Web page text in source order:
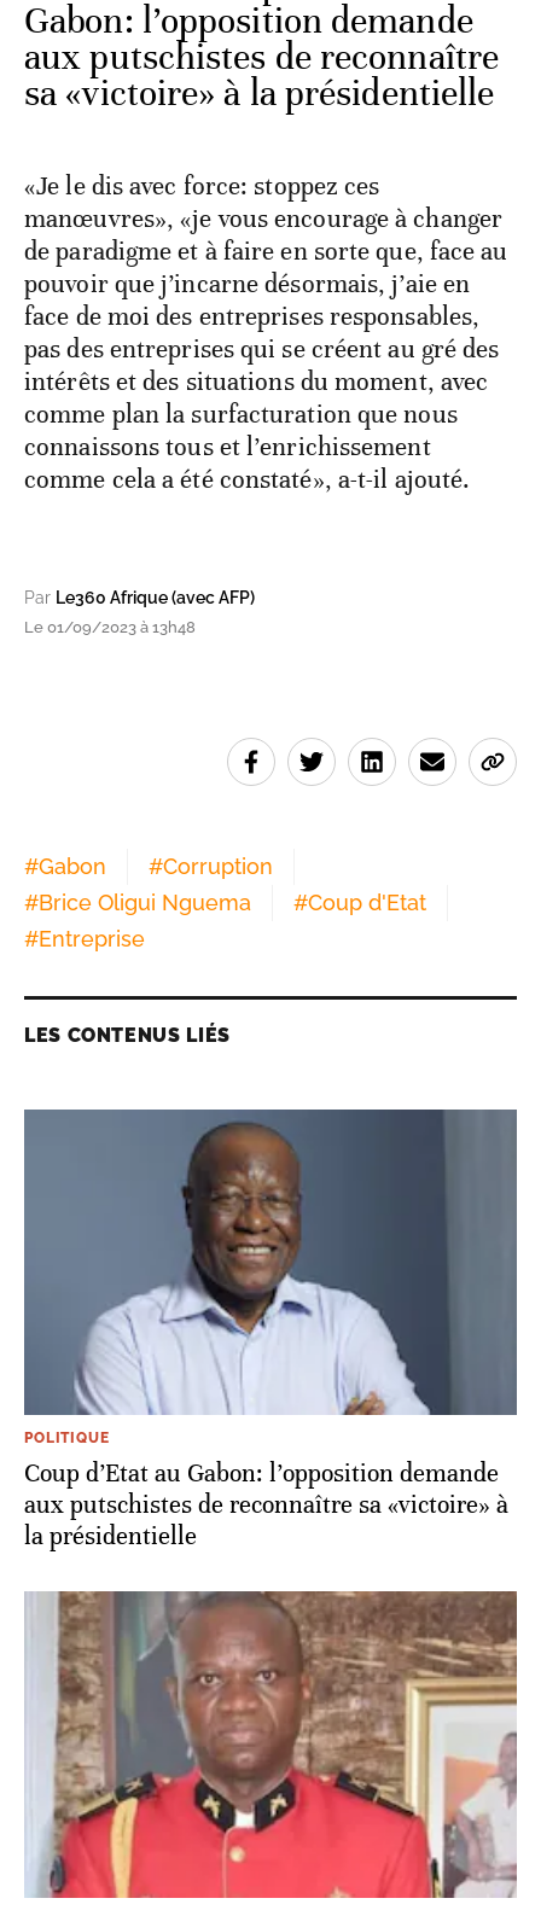
Gabon: l’opposition demande
aux putschistes de reconnaître
sa «victoire» à la présidentielle
«Je le dis avec force: stoppez ces
manœuvres», «je vous encourage à changer
de paradigme et à faire en sorte que, face au
pouvoir que j’incarne désormais, j’aie en
face de moi des entreprises responsables,
pas des entreprises qui se créent au gré des
intérêts et des situations du moment, avec
comme plan la surfacturation que nous
connaissons tous et l’enrichissement
comme cela a été constaté», a-t-il ajouté.
Par Le360 Afrique (avec AFP)
Le 01/09/2023 à 13h48
#Gabon #Corruption
#Brice Oligui Nguema #Coup d'Etat
#Entreprise
LES CONTENUS LIÉS
POLITIQUE
Coup d’Etat au Gabon: l’opposition demande
aux putschistes de reconnaître sa «victoire» à
la présidentielle